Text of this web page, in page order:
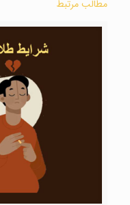
مطالب مرتبط